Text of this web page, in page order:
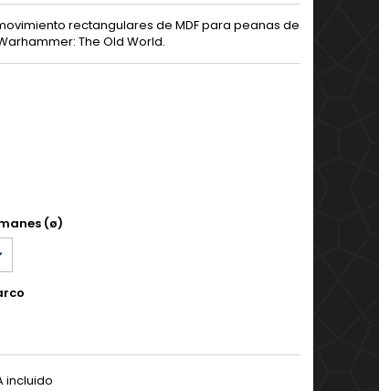
rectangulares de MDF para peanas de
The Old World.
(ø)
incluido